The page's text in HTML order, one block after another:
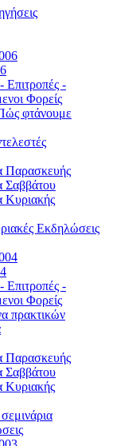
-
Φορείς
φτάνουμε
Παρασκευής
Σαββάτου
Εκδηλώσεις
-
Φορείς
πρακτικών
Παρασκευής
Σαββάτου